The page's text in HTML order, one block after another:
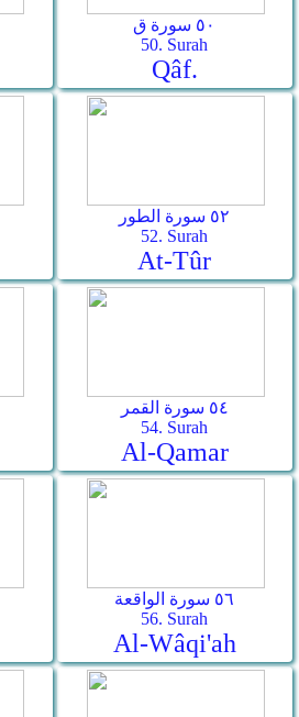
٥٠ سورة ق
50. Surah
Qâf.
٥٢ سورة الطور
52. Surah
At-Tûr
٥٤ سورة القمر
54. Surah
Al-Qamar
٥٦ سورة الواقعة
56. Surah
Al-Wâqi'ah